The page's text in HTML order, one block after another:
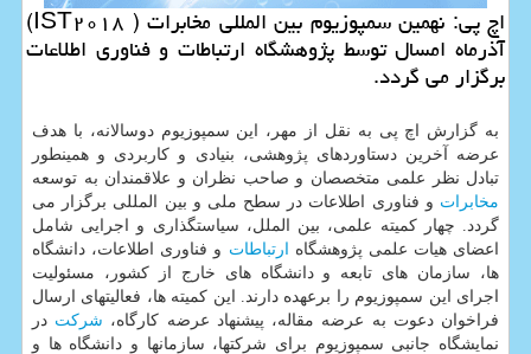
اچ پی: نهمین سمپوزیوم بین المللی مخابرات ( IST۲۰۱۸)
آذرماه امسال توسط پژوهشگاه ارتباطات و فناوری اطلاعات
برگزار می گردد.
به گزارش اچ پی به نقل از مهر، این سمپوزیوم دوسالانه، با هدف
عرضه آخرین دستاوردهای پژوهشی، بنیادی و كاربردی و همینطور
تبادل نظر علمی متخصصان و صاحب نظران و علاقمندان به توسعه
مخابرات و فناوری اطلاعات در سطح ملی و بین المللی برگزار می
گردد. چهار كمیته علمی، بین الملل، سیاستگذاری و اجرایی شامل
اعضای هیات علمی پژوهشگاه ارتباطات و فناوری اطلاعات، دانشگاه
ها، سازمان های تابعه و دانشگاه های خارج از كشور، مسئولیت
اجرای این سمپوزیوم را برعهده دارند. این كمیته ها، فعالیتهای ارسال
فراخوان دعوت به عرضه مقاله، پیشنهاد عرضه كارگاه، شركت در
نمایشگاه جانبی سمپوزیوم برای شركتها، سازمانها و دانشگاه ها و